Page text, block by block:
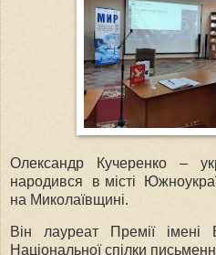
Олександр Кучеренко –
народився в місті
на Миколаївщині.
Він лауреат Премії
Національної спілки